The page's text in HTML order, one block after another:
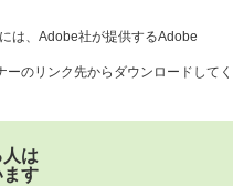
は、Adobe社が提供するAdobe
のリンク先からダウンロードしてく
は
ます